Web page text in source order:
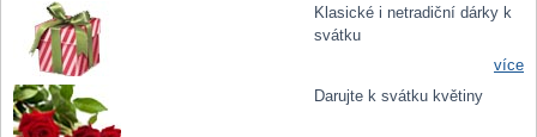
Klasické i netradiční dárky k
svátku
více
Darujte k svátku květiny